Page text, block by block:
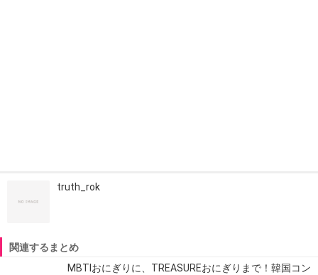
truth_rok
関連するまとめ
MBTIおにぎりに、TREASUREおにぎりまで！韓国コン